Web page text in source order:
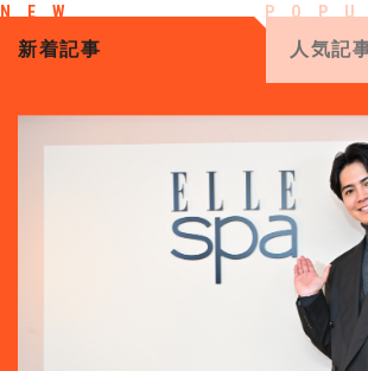
新着記事 人気記